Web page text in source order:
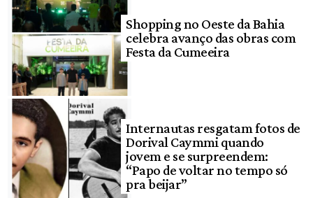
Shopping no Oeste da Bahia
celebra avanço das obras com
Festa da Cumeeira
Internautas resgatam fotos de
Dorival Caymmi quando
jovem e se surpreendem:
“Papo de voltar no tempo só
pra beijar”